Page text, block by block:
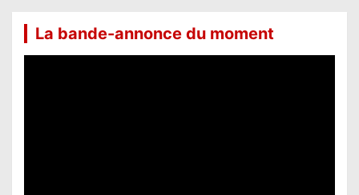
La bande-annonce du moment